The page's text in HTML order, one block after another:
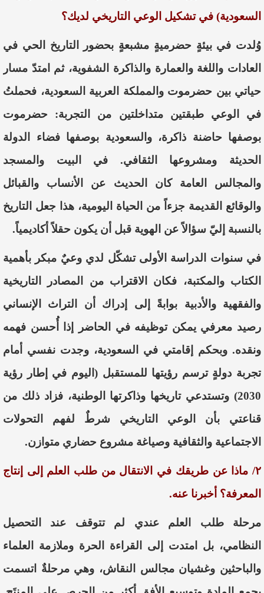
السعودية) في تشكيل الوعي التاريخي لديك؟
وُلدت في بيئةٍ حضرميةٍ مشبعةٍ بحضور التاريخ الحي في
العادات واللغة والعمارة والذاكرة الشفوية، ثم امتدّ مسار
حياتي بين حضرموت والمملكة العربية السعودية، فحملتُ
في الوعي طبقتين متداخلتين من التجربة: حضرموت
بوصفها حاضنة ذاكرة، والسعودية بوصفها فضاء الدولة
الحديثة ومشروعها الثقافي. في البيت والمسجد
والمجالس العامة كان الحديث عن الأنساب والقبائل
والوقائع القديمة جزءاً من الحياة اليومية، هذا جعل التاريخ
بالنسبة إليّ سؤالاً عن الهوية قبل أن يكون حقلاً أكاديمياً.
في سنوات الدراسة الأولى تشكّل لدي وعيٌ مبكر بأهمية
الكتاب والمكتبة، فكان الاقتراب من المصادر التاريخية
والفقهية والأدبية بوابةً إلى إدراك أن التراث الإنساني
رصيد معرفي يمكن توظيفه في الحاضر إذا أُحسن فهمه
ونقده. وبحكم إقامتي في السعودية، وجدت نفسي أمام
تجربة دولةٍ ترسم رؤيتها للمستقبل (اليوم في إطار رؤية
2030) وتستدعي تاريخها وذاكرتها الوطنية، فزاد ذلك من
قناعتي بأن الوعي التاريخي شرطٌ لفهم التحولات
الاجتماعية والثقافية وصياغة مشروع حضاري متوازن.
٢/ ماذا عن طريقك في الانتقال من طلب العلم إلى إنتاج
المعرفة؟ أخبرنا عنه.
مرحلة طلب العلم عندي لم تتوقف عند التحصيل
النظامي، بل امتدت إلى القراءة الحرة وملازمة العلماء
والباحثين وغشيان مجالس النقاش، وهي مرحلةٌ اتسمت